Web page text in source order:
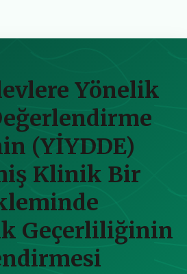
Yönelik
(YİYDDE)
Klinik Bir
Geçerliliğinin